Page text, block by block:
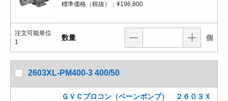
標準価格（税抜）： ¥196,800
注文可能単位
1
数量 個
2603XL-PM400-3 400/50
ＧＶＣプロコン（ベーンポンプ） ２６０３Ｘ